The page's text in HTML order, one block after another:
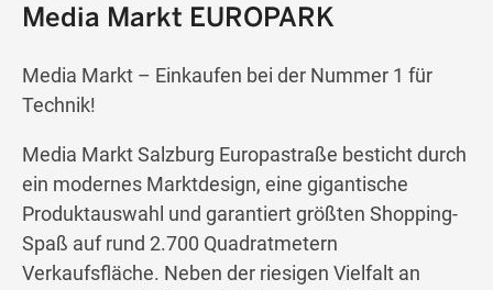
Media Markt EUROPARK
Media Markt – Einkaufen bei der Nummer 1 für
Technik!
Media Markt Salzburg Europastraße besticht durch
ein modernes Marktdesign, eine gigantische
Produktauswahl und garantiert größten Shopping-
Spaß auf rund 2.700 Quadratmetern
Verkaufsfläche. Neben der riesigen Vielfalt an